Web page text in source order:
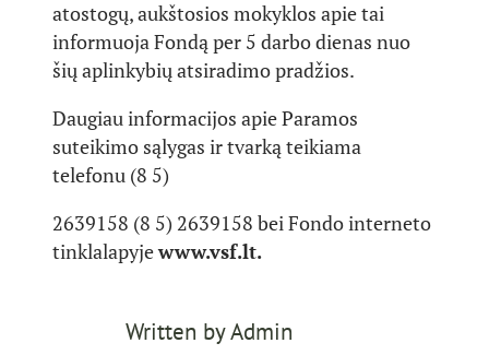
atostogų, aukštosios mokyklos apie tai
informuoja Fondą per 5 darbo dienas nuo
šių aplinkybių atsiradimo pradžios.
Daugiau informacijos apie Paramos
suteikimo sąlygas ir tvarką teikiama
telefonu (8 5)
2639158 (8 5) 2639158 bei Fondo interneto
tinklalapyjewww.vsf.lt.
Written byAdmin